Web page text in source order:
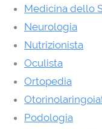
Medicina dello
Neurologia
Nutrizionista
Oculista
Ortopedia
Podologia